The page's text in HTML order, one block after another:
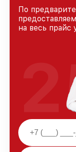
По
на весь прайс